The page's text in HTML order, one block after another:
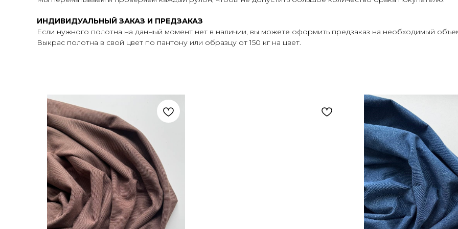
ИНДИВИДУАЛЬНЫЙ ЗАКАЗ И ПРЕДЗАКАЗ
Если нужного полотна на данный момент нет в наличии, вы можете оформить предзаказ на необходимый
Выкрас полотна в свой цвет по пантону или образцу от 150 кг на цвет.